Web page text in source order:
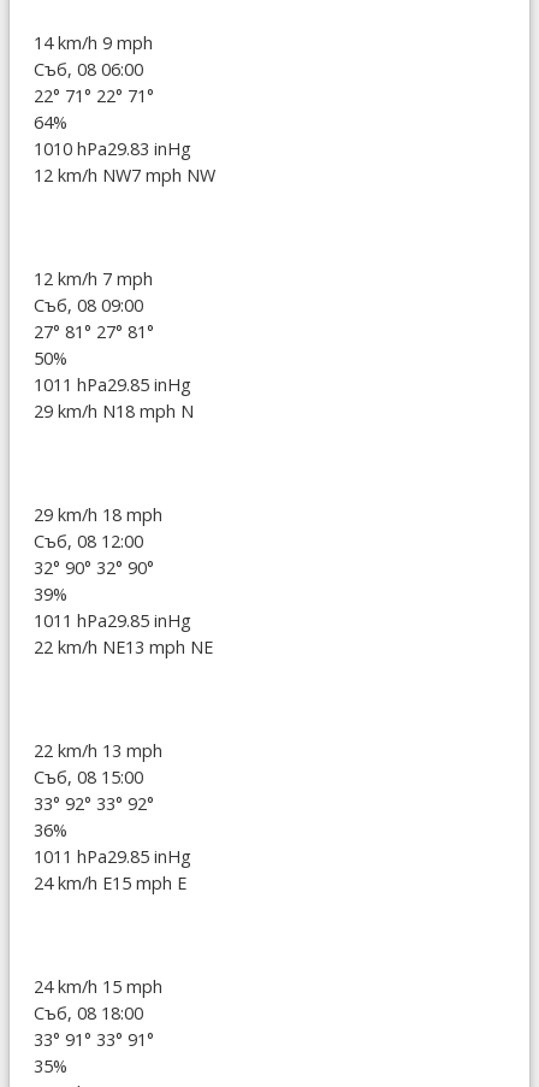
14 km/h 9 mph
Съб, 08 06:00
22° 71° 22° 71°
64%
1010 hPa29.83 inHg
12 km/h NW7 mph NW
12 km/h 7 mph
Съб, 08 09:00
27° 81° 27° 81°
50%
1011 hPa29.85 inHg
29 km/h N18 mph N
29 km/h 18 mph
Съб, 08 12:00
32° 90° 32° 90°
39%
1011 hPa29.85 inHg
22 km/h NE13 mph NE
22 km/h 13 mph
Съб, 08 15:00
33° 92° 33° 92°
36%
1011 hPa29.85 inHg
24 km/h E15 mph E
24 km/h 15 mph
Съб, 08 18:00
33° 91° 33° 91°
35%